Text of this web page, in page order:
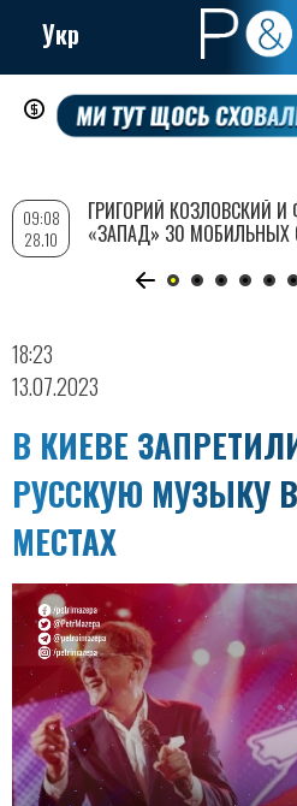
Перейти
содержанию
Укр
18:23
13.07.2023
В КИЕВЕ
РУССКУЮ МУЗЫКУ
МЕСТАХ
09:08
28.10
ГРИГОРИЙ КОЗЛОВСКИЙ И
«ЗАПАД» 30 МОБИЛЬНЫХ